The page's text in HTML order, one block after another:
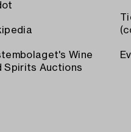
Wine
Spirits Auctions